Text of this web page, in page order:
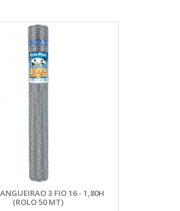
3 FIO 16 - 1,80H
(ROLO 50 MT)